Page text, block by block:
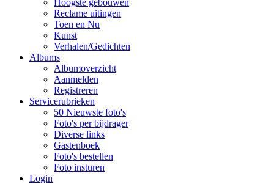
Hoogste gebouwen
Reclame uitingen
Toen en Nu
Kunst
Verhalen/Gedichten
Albums
Albumoverzicht
Aanmelden
Registreren
Servicerubrieken
50 Nieuwste foto's
Foto's per bijdrager
Diverse links
Gastenboek
Foto's bestellen
Foto insturen
Login